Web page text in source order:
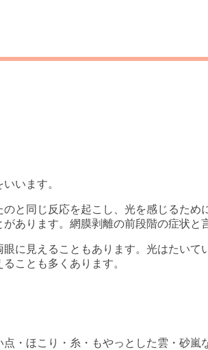
います。
と同じ反応を起こし、光を感じるた
あります。網膜剥離の前段階の症状と
に見えることもあります。光はたい
ことも多くあります。
・ほこり・糸・もやっとした雲・砂